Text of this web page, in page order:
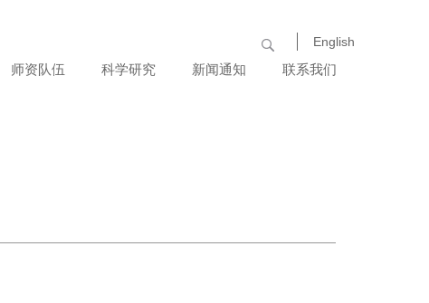
师资队伍
杰出人
科学研究
科研成
新闻通知
最新资
作
联系我们
English